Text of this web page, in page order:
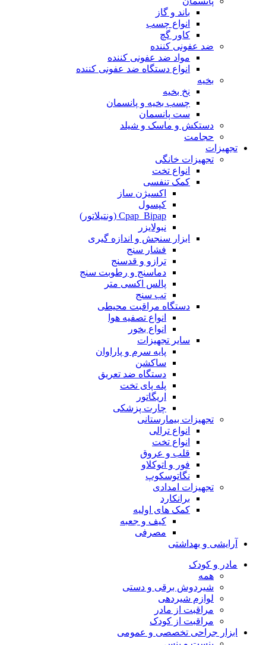
باند و گاز
انواع چسب
کاور گچ
ضد عفونی کننده
مواد ضد عفونی کننده
انواع دستگاه ضد عفونی کننده
بخیه
نخ بخیه
چسب بخیه و پانسمان
ست پانسمان
دستکش و ماسک و شیلد
حجامت
تجهیزات
تجهیزات خانگی
انواع تخت
کمک تنفسی
اکسیژن ساز
کپسول
Cpap_Bipap (ونتیلاتور)
نبولایزر
ابزار سنجش و اندازه گیری
فشار سنج
ترازو و قدسنج
دماسنج و رطوبت سنج
پالس اکسی متر
تب سنج
دستگاه مراقبت محیطی
انواع تصفیه هوا
انواع بخور
سایر تجهیزات
پایه سرم و پاراوان
ساکشن
دستگاه ضد تعریق
پله پای تخت
اریگاتور
چارت پزشکی
تجهیزات بیمارستانی
انواع ترالی
انواع تخت
قلب و عروق
فور و اتوکلاو
نگاتوسکوپ
تجهیزات امدادی
برانکارد
کمک های اولیه
کیف و جعبه
مصرفی
آرایشی و بهداشتی
مادر و کودک
همه
شیردوش برقی و دستی
لوازم شیردهی
مراقبت از مادر
مراقبت از کودک
ابزار جراحی تخصصی و عمومی